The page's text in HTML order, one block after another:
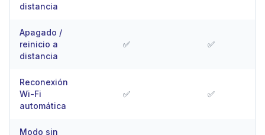
distancia
Apagado /
reinicio a
distancia
✅ ✅
Reconexión
Wi-Fi
automática
✅ ✅
Modo sin